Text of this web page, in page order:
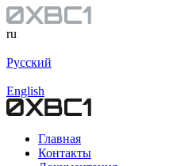
ru
Русский
English
Главная
Контакты